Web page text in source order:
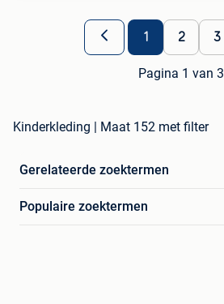
1 2 3
Pagina 1 van 3
Kinderkleding | Maat 152 met filter
Gerelateerde zoektermen
Populaire zoektermen